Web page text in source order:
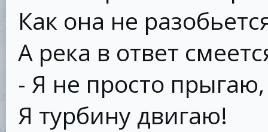
Как она не
А река в ответ
- Я не просто прыгаю,
Я турбину двигаю!